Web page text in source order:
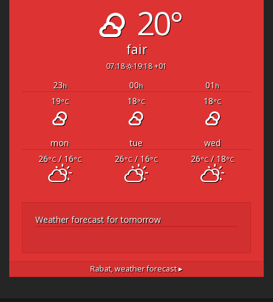
20°
fair
07:18 19:18 +01
23h 00h 01 h
19°C 18°C 18°C
mon tue
wed
26°C/ 16°C 26°C/ 16°C 26°C/ 18°C
Weather forecast for tomorrow
Rabat,weather forecast ▸